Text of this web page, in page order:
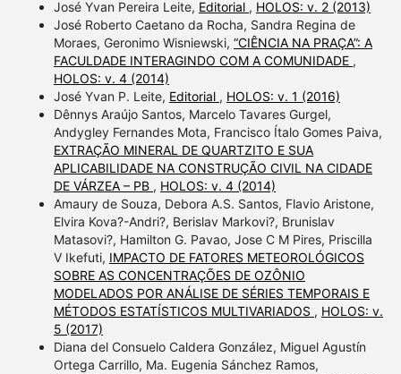
José Yvan Pereira Leite, Editorial , HOLOS: v. 2 (2013)
José Roberto Caetano da Rocha, Sandra Regina de
Moraes, Geronimo Wisniewski, “CIÊNCIA NA PRAÇA”: A
FACULDADE INTERAGINDO COM A COMUNIDADE ,
HOLOS: v. 4 (2014)
José Yvan P. Leite, Editorial , HOLOS: v. 1 (2016)
Dênnys Araújo Santos, Marcelo Tavares Gurgel,
Andygley Fernandes Mota, Francisco Ítalo Gomes Paiva,
EXTRAÇÃO MINERAL DE QUARTZITO E SUA
APLICABILIDADE NA CONSTRUÇÃO CIVIL NA CIDADE
DE VÁRZEA – PB , HOLOS: v. 4 (2014)
Amaury de Souza, Debora A.S. Santos, Flavio Aristone,
Elvira Kova?-Andri?, Berislav Markovi?, Brunislav
Matasovi?, Hamilton G. Pavao, Jose C M Pires, Priscilla
V Ikefuti, IMPACTO DE FATORES METEOROLÓGICOS
SOBRE AS CONCENTRAÇÕES DE OZÔNIO
MODELADOS POR ANÁLISE DE SÉRIES TEMPORAIS E
MÉTODOS ESTATÍSTICOS MULTIVARIADOS , HOLOS: v.
5 (2017)
Diana del Consuelo Caldera González, Miguel Agustín
Ortega Carrillo, Ma. Eugenia Sánchez Ramos,